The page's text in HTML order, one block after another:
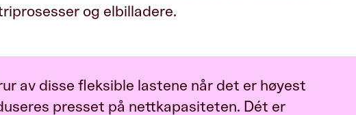
og elbilladere.
av disse fleksible lastene når det er høyest
presset på nettkapasiteten. Dét er